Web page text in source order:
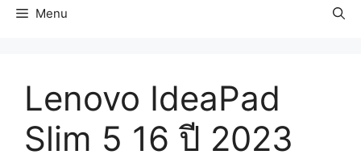
Menu
Lenovo IdeaPad
Slim 5 16 ปี 2023